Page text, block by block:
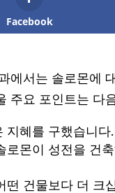
Facebook
에서는 솔로몬에
주요 포인트는 다
지혜를 구했습니다.
로몬이 성전을 건
떤 건물보다 더 크